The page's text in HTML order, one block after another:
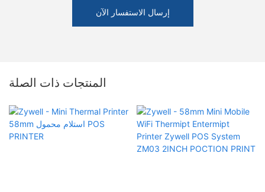
إرسال الاستفسار الآن
المنتجات ذات الصلة